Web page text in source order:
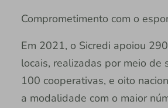
Comprometimento com o
Em 2021, o Sicredi apoiou
locais, realizadas por meio de
100 cooperativas, e oito
a modalidade com o maior